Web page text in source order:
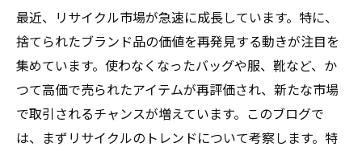
最近、リサイクル市場が急速に成長しています。特に、
捨てられたブランド品の価値を再発見する動きが注目を
集めています。使わなくなったバッグや服、靴など、か
つて高価で売られたアイテムが再評価され、新たな市場
で取引されるチャンスが増えています。このブログで
は、まずリサイクルのトレンドについて考察します。特